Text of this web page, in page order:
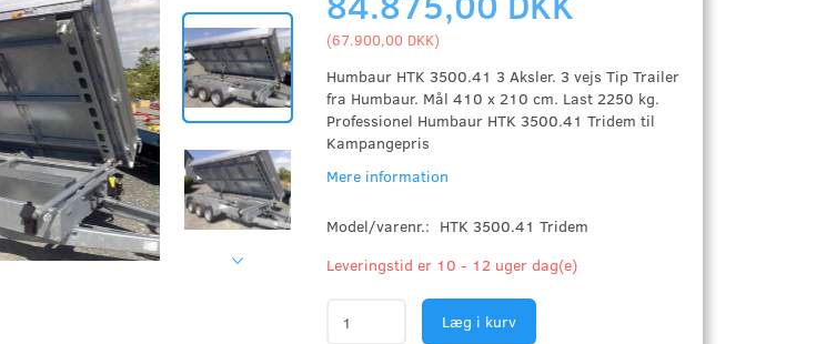
(67.900,00 DKK)
Humbaur HTK 3500.41 3 Aksler. 3 vejs Tip Trailer
fra Humbaur. Mål 410 x 210 cm. Last 2250 kg.
Professionel Humbaur HTK 3500.41 Tridem til
Kampangepris
Mere information
Model/varenr.: HTK 3500.41 Tridem
Leveringstid er 10 - 12 uger dag(e)
Læg i kurv